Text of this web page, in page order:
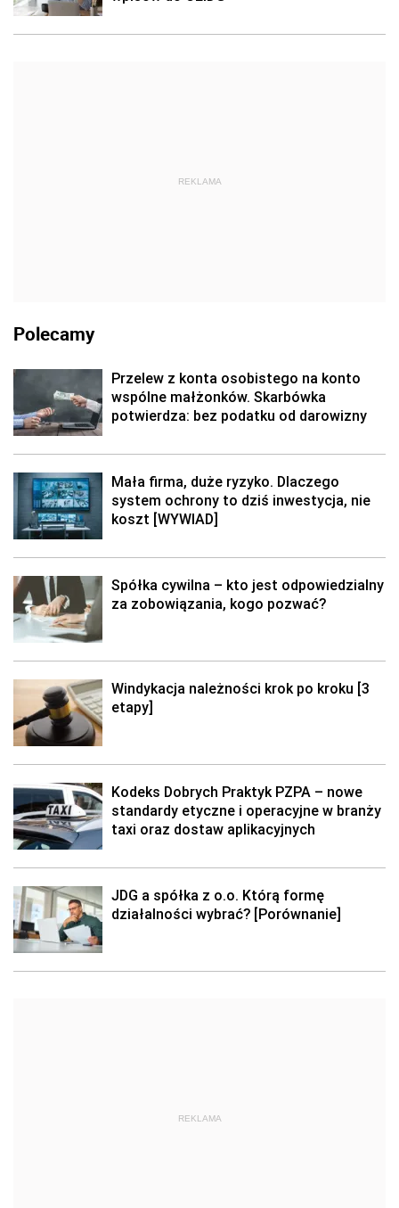
REKLAMA
Polecamy
Przelew z konta osobistego na konto
wspólne małżonków. Skarbówka
potwierdza: bez podatku od darowizny
Mała firma, duże ryzyko. Dlaczego
system ochrony to dziś inwestycja, nie
koszt [WYWIAD]
Spółka cywilna – kto jest odpowiedzialny
za zobowiązania, kogo pozwać?
Windykacja należności krok po kroku [3
etapy]
Kodeks Dobrych Praktyk PZPA – nowe
standardy etyczne i operacyjne w branży
taxi oraz dostaw aplikacyjnych
JDG a spółka z o.o. Którą formę
działalności wybrać? [Porównanie]
REKLAMA